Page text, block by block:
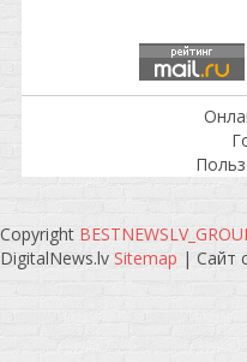
Copyright
DigitalNews.lv Sitemap | Сайт